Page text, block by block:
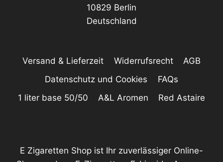
10829 Berlin
Deutschland
Versand & Lieferzeit Widerrufsrecht
AGB
Datenschutz und Cookies
FAQs
1 liter base 50/50
A&L Aromen Red Astaire
E Zigaretten Shop ist Ihr zuverlässiger Online-